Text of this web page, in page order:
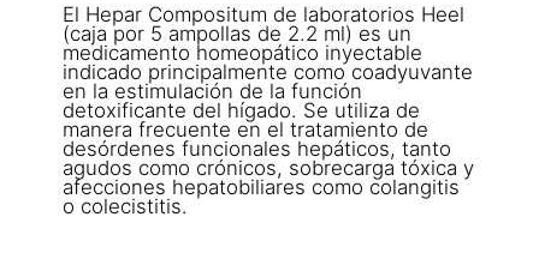
El Hepar Compositum de laboratorios Heel
(caja por 5 ampollas de 2.2 ml) es un
medicamento homeopático inyectable
indicado principalmente como coadyuvante
en la estimulación de la función
detoxificante del hígado. Se utiliza de
manera frecuente en el tratamiento de
desórdenes funcionales hepáticos, tanto
agudos como crónicos, sobrecarga tóxica y
afecciones hepatobiliares como colangitis
o colecistitis.